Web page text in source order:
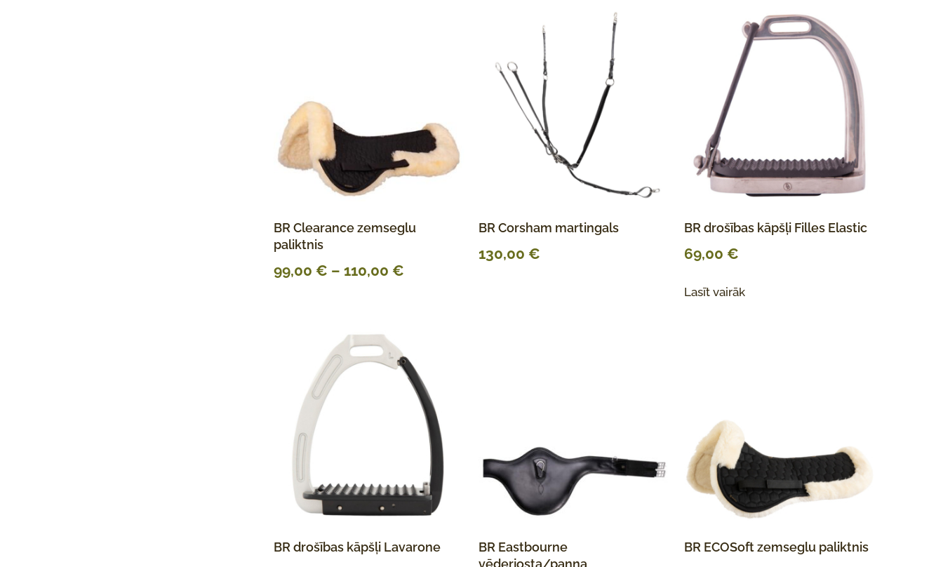
BR Clearance zemseglu
paliktnis
99,00 € – 110,00 €
BR Corsham martingals
130,00 €
BR drošības kāpšļi Filles Elastic
69,00 €
Lasīt vairāk
BR drošības kāpšļi Lavarone
BR Eastbourne
vēderjosta/panna
BR ECOSoft zemseglu paliktnis